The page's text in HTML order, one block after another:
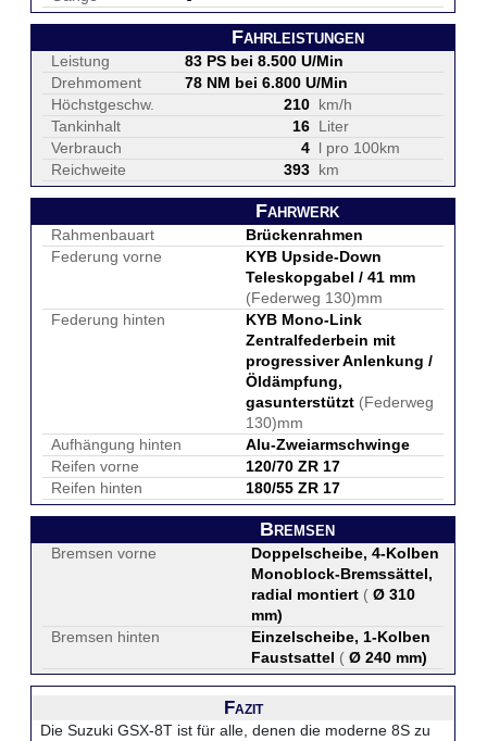
Fahrleistungen
Leistung
83 PS bei 8.500 U/Min
Drehmoment
78 NM bei 6.800 U/Min
Höchstgeschw.
210 km/h
Tankinhalt
16 Liter
Verbrauch
4 l pro 100km
Reichweite
393 km
Fahrwerk
Rahmenbauart
Brückenrahmen
Federung vorne
KYB Upside-Down
Teleskopgabel / 41 mm
(Federweg 130)mm
Federung hinten
KYB Mono-Link
Zentralfederbein mit
progressiver Anlenkung /
Öldämpfung,
gasunterstützt (Federweg
130)mm
Aufhängung hinten
Alu-Zweiarmschwinge
Reifen vorne
120/70 ZR 17
Reifen hinten
180/55 ZR 17
Bremsen
Bremsen vorne
Doppelscheibe, 4-Kolben
Monoblock-Bremssättel,
radial montiert ( Ø 310
mm)
Bremsen hinten
Einzelscheibe, 1-Kolben
Faustsattel ( Ø 240 mm)
Fazit
Die Suzuki GSX-8T ist für alle, denen die moderne 8S zu